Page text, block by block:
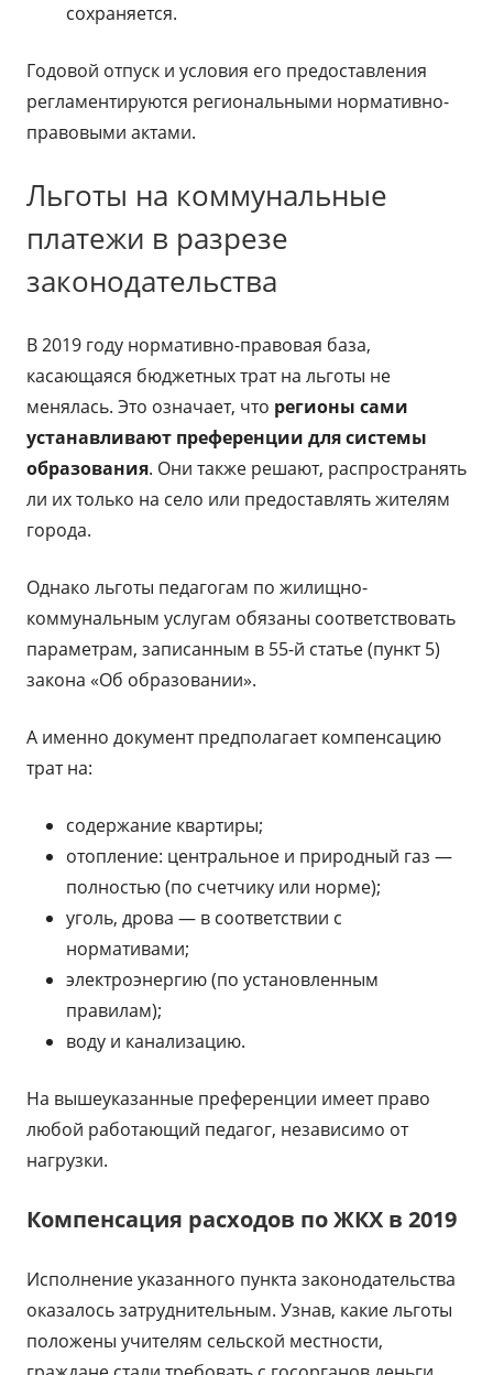
сохраняется.
Годовой отпуск и условия его предоставления
регламентируются региональными нормативно-
правовыми актами.
Льготы на коммунальные
платежи в разрезе
законодательства
В 2019 году нормативно-правовая база,
касающаяся бюджетных трат на льготы не
менялась. Это означает, что регионы сами
устанавливают преференции для системы
образования. Они также решают, распространять
ли их только на село или предоставлять жителям
города.
Однако льготы педагогам по жилищно-
коммунальным услугам обязаны соответствовать
параметрам, записанным в 55-й статье (пункт 5)
закона «Об образовании».
А именно документ предполагает компенсацию
трат на:
содержание квартиры;
отопление: центральное и природный газ —
полностью (по счетчику или норме);
уголь, дрова — в соответствии с
нормативами;
электроэнергию (по установленным
правилам);
воду и канализацию.
На вышеуказанные преференции имеет право
любой работающий педагог, независимо от
нагрузки.
Компенсация расходов по ЖКХ в 2019
Исполнение указанного пункта законодательства
оказалось затруднительным. Узнав, какие льготы
положены учителям сельской местности,